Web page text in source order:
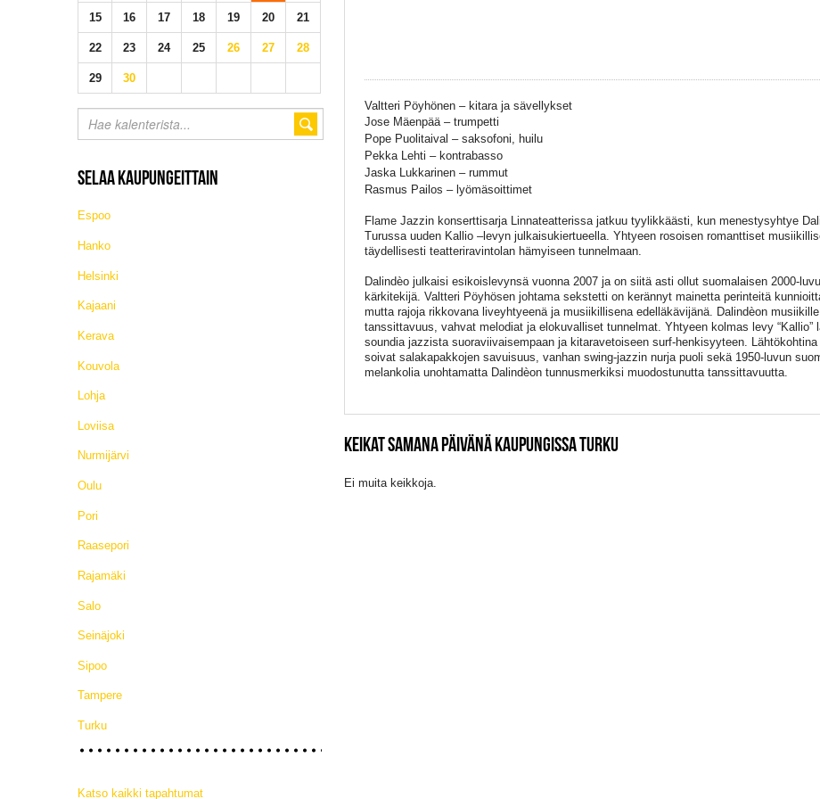
Valtteri Pöyhönen – kitara ja sävellykset
Jose Mäenpää – trumpetti
Pope Puolitaival – saksofoni, huilu
Pekka Lehti – kontrabasso
Jaska Lukkarinen – rummut
Rasmus Pailos – lyömäsoittimet
Flame Jazzin konserttisarja Linnateatterissa jatkuu tyylikkäästi, kun menestysyhtye
Turussa uuden Kallio –levyn julkaisukiertueella. Yhtyeen rosoisen romanttiset
täydellisesti teatteriravintolan hämyiseen tunnelmaan.
Dalindèo julkaisi esikoislevynsä vuonna 2007 ja on siitä asti ollut suomalaisen 2000-
kärkitekijä. Valtteri Pöyhösen johtama sekstetti on kerännyt mainetta perinteitä
mutta rajoja rikkovana liveyhtyeenä ja musiikillisena edelläkävijänä. Dalindèon
tanssittavuus, vahvat melodiat ja elokuvalliset tunnelmat. Yhtyeen kolmas levy “Kallio”
soundia jazzista suoraviivaisempaan ja kitaravetoiseen surf-henkisyyteen.
soivat salakapakkojen savuisuus, vanhan swing-jazzin nurja puoli sekä 1950-luvun
melankolia unohtamatta Dalindèon tunnusmerkiksi muodostunutta tanssittavuutta.
KEIKAT SAMANA PÄIVÄNÄ KAUPUNGISSA TURKU
Ei muita keikkoja.
15 16 17 18 19 20 21
22 23 24 25 26 27 28
29 30
SELAA KAUPUNGEITTAIN
Espoo
Hanko
Helsinki
Kajaani
Kerava
Kouvola
Lohja
Loviisa
Nurmijärvi
Oulu
Pori
Raasepori
Rajamäki
Salo
Seinäjoki
Sipoo
Tampere
Turku
Katso kaikki tapahtumat